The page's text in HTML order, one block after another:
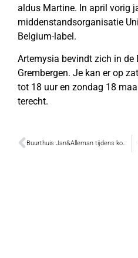
aldus Martine. In april vorig
middenstandsorganisatie
Belgium-label.
Artemysia bevindt zich in de
Grembergen. Je kan er op
tot 18 uur en zondag 18
terecht.
Buurthuis Jan&Alleman tijdens komende koudegolf ook ’s avonds open